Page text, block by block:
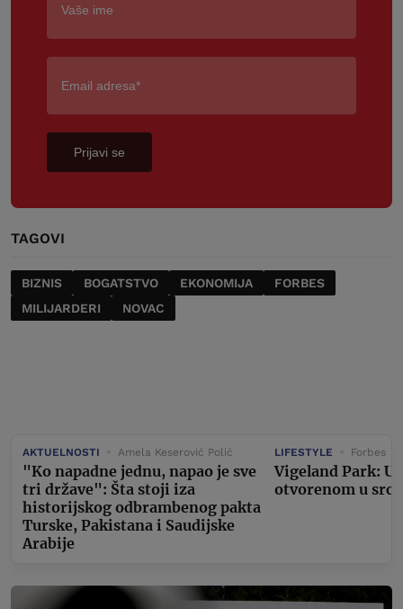
Prijavi se
TAGOVI
BIZNIS BOGATSTVO EKONOMIJA
FORBES
MILIJARDERI
NOVAC
AKTUELNOSTI Amela Keserović Polić
"Ko napadne jednu, napao je sve
tri države": Šta stoji iza
historijskog odbrambenog pakta
Turske, Pakistana i Saudijske
Arabije
LIFESTYLE Forbes
Vigeland Park:
otvorenom u srcu